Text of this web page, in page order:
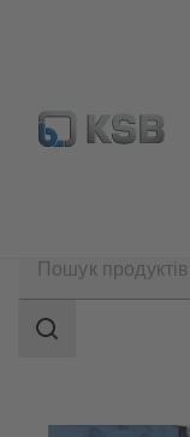
ДИЛЕРИ
scope
Search